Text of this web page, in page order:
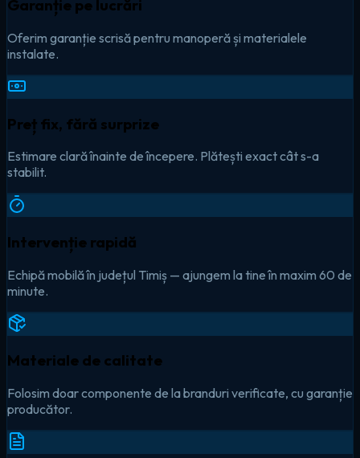
Garanție pe lucrări
Oferim garanție scrisă pentru manoperă și materialele
instalate.
Preț fix, fără surprize
Estimare clară înainte de începere. Plătești exact cât s-a
stabilit.
Intervenție rapidă
Echipă mobilă în județul Timiș — ajungem la tine în maxim 60 de
minute.
Materiale de calitate
Folosim doar componente de la branduri verificate, cu garanție
producător.